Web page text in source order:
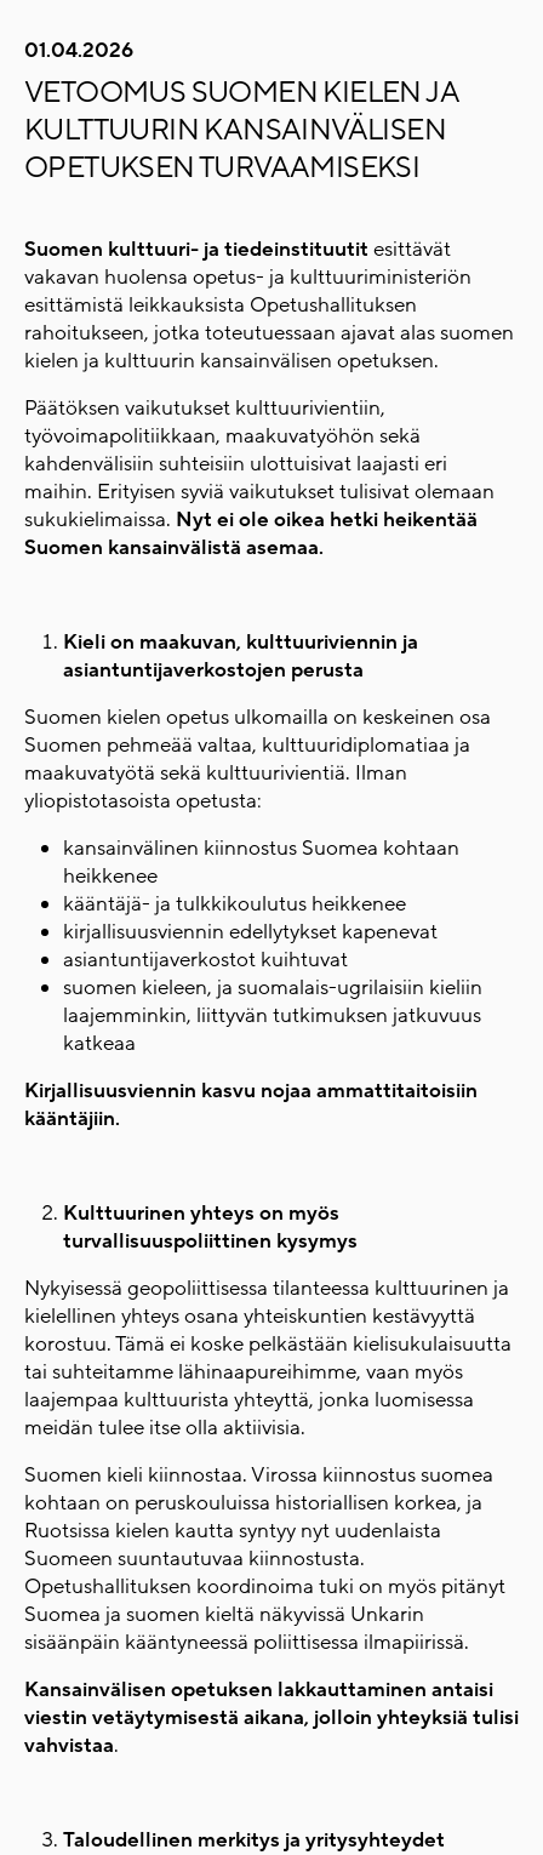
01.04.2026
VETOOMUS SUOMEN KIELEN JA
KULTTUURIN KANSAINVÄLISEN
OPETUKSEN TURVAAMISEKSI
Suomen kulttuuri- ja tiedeinstituutit esittävät
vakavan huolensa opetus- ja kulttuuriministeriön
esittämistä leikkauksista Opetushallituksen
rahoitukseen, jotka toteutuessaan ajavat alas suomen
kielen ja kulttuurin kansainvälisen opetuksen.
Päätöksen vaikutukset kulttuurivientiin,
työvoimapolitiikkaan, maakuvatyöhön sekä
kahdenvälisiin suhteisiin ulottuisivat laajasti eri
maihin. Erityisen syviä vaikutukset tulisivat olemaan
sukukielimaissa. Nyt ei ole oikea hetki heikentää
Suomen kansainvälistä asemaa.
Kieli on maakuvan, kulttuuriviennin ja
asiantuntijaverkostojen perusta
Suomen kielen opetus ulkomailla on keskeinen osa
Suomen pehmeää valtaa, kulttuuridiplomatiaa ja
maakuvatyötä sekä kulttuurivientiä. Ilman
yliopistotasoista opetusta:
kansainvälinen kiinnostus Suomea kohtaan
heikkenee
kääntäjä- ja tulkkikoulutus heikkenee
kirjallisuusviennin edellytykset kapenevat
asiantuntijaverkostot kuihtuvat
suomen kieleen, ja suomalais-ugrilaisiin kieliin
laajemminkin, liittyvän tutkimuksen jatkuvuus
katkeaa
Kirjallisuusviennin kasvu nojaa ammattitaitoisiin
kääntäjiin.
Kulttuurinen yhteys on myös
turvallisuuspoliittinen kysymys
Nykyisessä geopoliittisessa tilanteessa kulttuurinen ja
kielellinen yhteys osana yhteiskuntien kestävyyttä
korostuu. Tämä ei koske pelkästään kielisukulaisuutta
tai suhteitamme lähinaapureihimme, vaan myös
laajempaa kulttuurista yhteyttä, jonka luomisessa
meidän tulee itse olla aktiivisia.
Suomen kieli kiinnostaa. Virossa kiinnostus suomea
kohtaan on peruskouluissa historiallisen korkea, ja
Ruotsissa kielen kautta syntyy nyt uudenlaista
Suomeen suuntautuvaa kiinnostusta.
Opetushallituksen koordinoima tuki on myös pitänyt
Suomea ja suomen kieltä näkyvissä Unkarin
sisäänpäin kääntyneessä poliittisessa ilmapiirissä.
Kansainvälisen opetuksen lakkauttaminen antaisi
viestin vetäytymisestä aikana, jolloin yhteyksiä tulisi
vahvistaa.
Taloudellinen merkitys ja yritysyhteydet